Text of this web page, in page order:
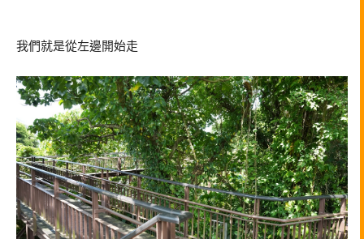
我們就是從左邊開始走